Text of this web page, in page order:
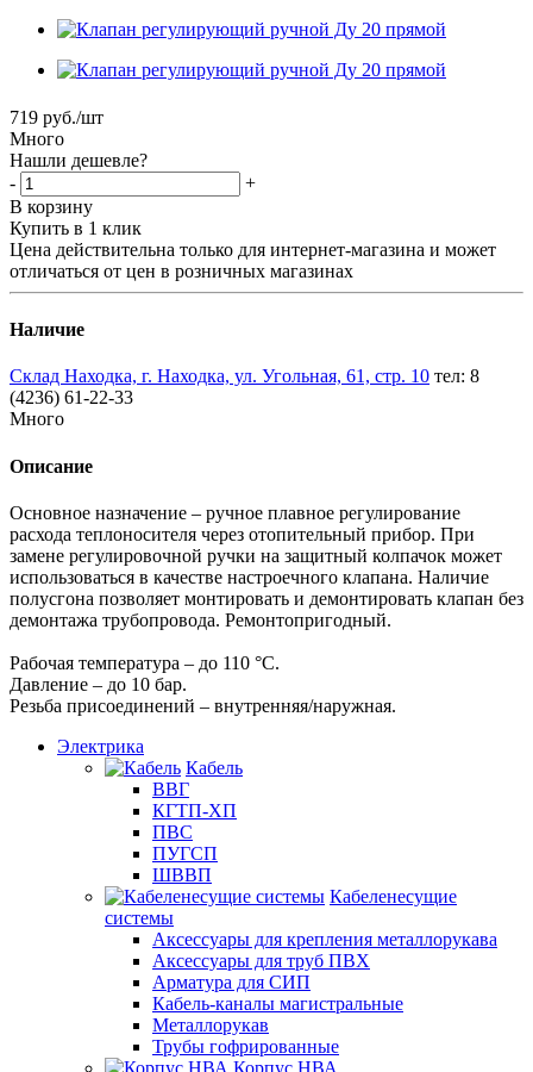
719 руб./шт
Много
Нашли дешевле?
-
+
В корзину
Купить в 1 клик
Цена действительна только для интернет-магазина и может
отличаться от цен в розничных магазинах
Наличие
Склад Находка, г. Находка, ул. Угольная, 61, стр. 10 тел: 8
(4236) 61-22-33
Много
Описание
Основное назначение – ручное плавное регулирование
расхода теплоносителя через отопительный прибор. При
замене регулировочной ручки на защитный колпачок может
использоваться в качестве настроечного клапана. Наличие
полусгона позволяет монтировать и демонтировать клапан без
демонтажа трубопровода. Ремонтопригодный.
Рабочая температура – до 110 °С.
Давление – до 10 бар.
Резьба присоединений – внутренняя/наружная.
Электрика
Кабель
ВВГ
КГТП-ХП
ПВС
ПУГСП
ШВВП
Кабеленесущие
системы
Аксессуары для крепления металлорукава
Аксессуары для труб ПВХ
Арматура для СИП
Кабель-каналы магистральные
Металлорукав
Трубы гофрированные
Корпус НВА